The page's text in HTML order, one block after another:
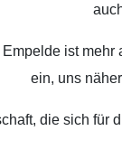
ist
ein, uns
die sich für